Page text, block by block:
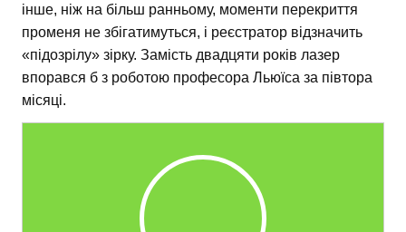
інше, ніж на більш ранньому, моменти перекриття
променя не збігатимуться, і реєстратор відзначить
«підозрілу» зірку. Замість двадцяти років лазер
впорався б з роботою професора Льюїса за півтора
місяці.